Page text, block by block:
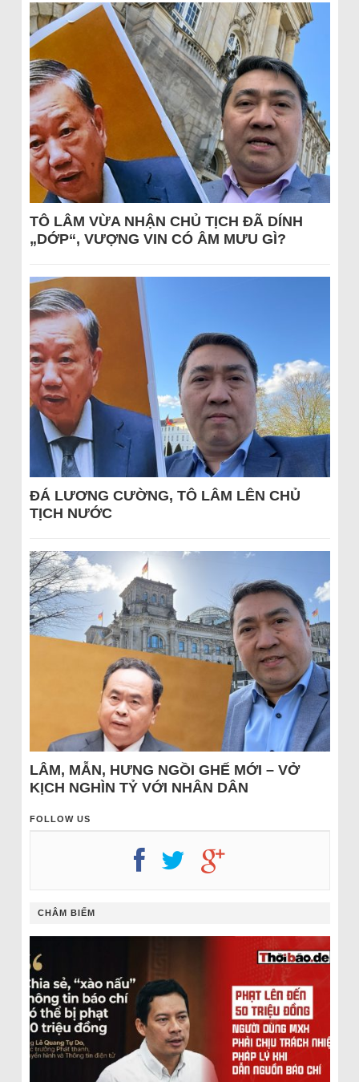
TÔ LÂM VỪA NHẬN CHỦ TỊCH ĐÃ DÍNH
„DỚP“, VƯỢNG VIN CÓ ÂM MƯU GÌ?
ĐÁ LƯƠNG CƯỜNG, TÔ LÂM LÊN CHỦ
TỊCH NƯỚC
LÂM, MẪN, HƯNG NGỒI GHẾ MỚI – VỞ
KỊCH NGHÌN TỶ VỚI NHÂN DÂN
FOLLOW US
CHÂM BIẾM